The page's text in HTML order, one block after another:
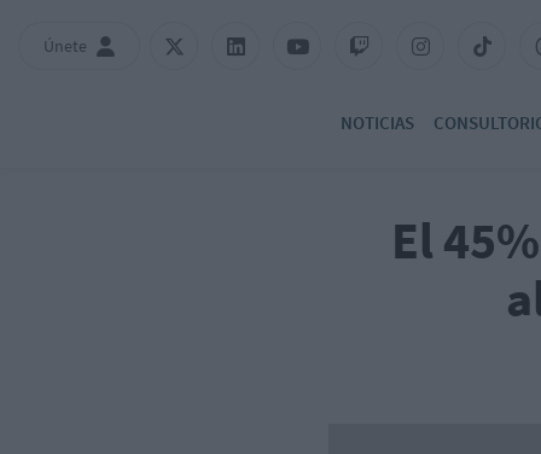
Únete
NOTICIAS
El